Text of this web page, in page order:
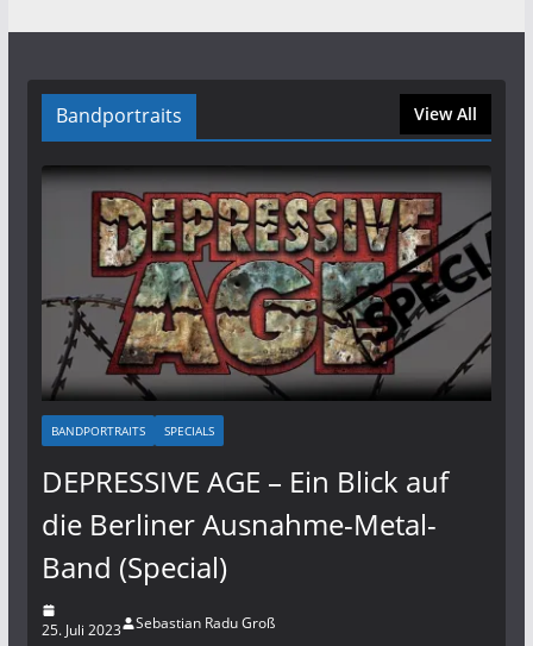
Bandportraits View All
BANDPORTRAITS SPECIALS
DEPRESSIVE AGE – Ein Blick auf
die Berliner Ausnahme-Metal-
Band (Special)
25. Juli 2023 Sebastian Radu Groß